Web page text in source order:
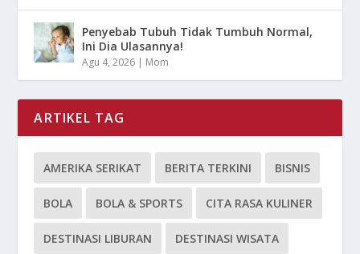
Penyebab Tubuh Tidak Tumbuh Normal,
Ini Dia Ulasannya!
Agu 4, 2026 | Mom
ARTIKEL TAG
AMERIKA SERIKAT BERITA TERKINI BISNIS
BOLA BOLA & SPORTS CITA RASA KULINER
DESTINASI LIBURAN DESTINASI WISATA